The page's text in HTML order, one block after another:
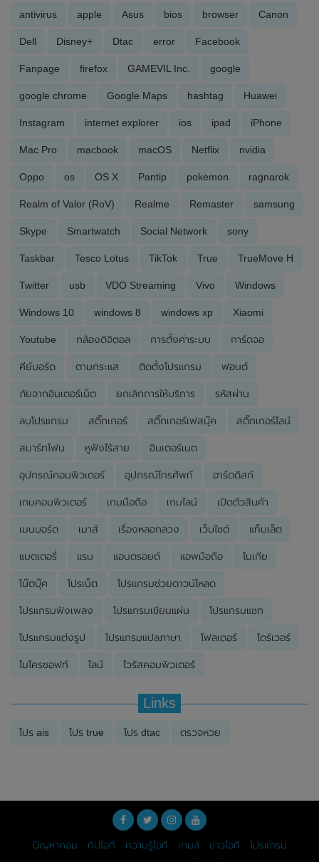
antivirus apple Asus bios browser Canon
Dell Disney+ Dtac error Facebook
Fanpage firefox GAMEVIL Inc. google
google chrome Google Maps hashtag Huawei
Instagram internet explorer ios ipad iPhone
Mac Pro macbook macOS Netflix nvidia
Oppo os OS X Pantip pokemon ragnarok
Realm of Valor (RoV) Realme Remaster samsung
Skype Smartwatch Social Network sony
Taskbar Tesco Lotus TikTok True TrueMove H
Twitter usb VDO Streaming Vivo Windows
Windows 10 windows 8 windows xp Xiaomi
Youtube กล้องดิจิตอล การตั้งค่าระบบ การ์ดจอ
คีย์บอร์ด ตามกระแส ติดตั้งโปรแกรม ฟอนต์
ภัยจากอินเตอร์เน็ต ยกเลิกการให้บริการ รหัสผ่าน
ลบโปรแกรม สติ๊กเกอร์ สติ๊กเกอร์เฟสบุ๊ค สติ๊กเกอร์ไลน์
สมาร์ทโฟน หูฟังไร้สาย อินเตอร์เนต
อุปกรณ์คอมพิวเตอร์ อุปกรณ์โทรศัพท์ ฮาร์ดดิสก์
เกมคอมพิวเตอร์ เกมมือถือ เกมไลน์ เปิดตัวสินค้า
เมนบอร์ด เมาส์ เรื่องหลอกลวง เว็บไซต์ แท็บเล็ต
แบตเตอรี่ แรม แอนดรอยด์ แอพมือถือ โนเกีย
โน๊ตบุ๊ค โปรเน็ต โปรแกรมช่วยดาวน์โหลด
โปรแกรมฟังเพลง โปรแกรมเขียนแผ่น โปรแกรมแชท
โปรแกรมแต่งรูป โปรแกรมแปลภาษา โฟลเดอร์ ไดร์เวอร์
ไมโครซอฟท์ ไลน์ ไวรัสคอมพิวเตอร์
Links
โปร ais โปร true โปร dtac ตรวจหวย
ปัญหาคอม ทิปไอที ความรู้ไอที เกมส์ ข่าวไอที
โปรแกรม